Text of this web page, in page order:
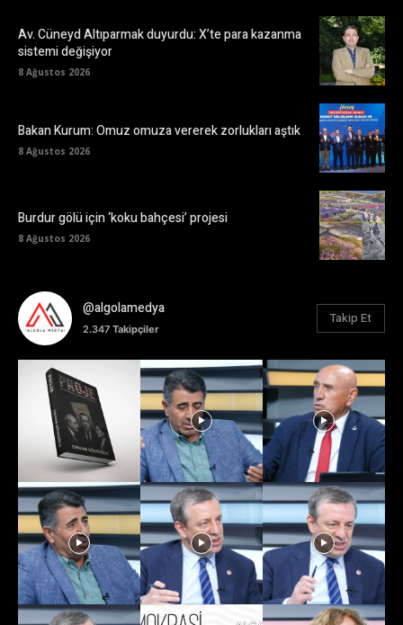
Av. Cüneyd Altıparmak duyurdu: X’te para kazanma
sistemi değişiyor
8 Ağustos 2026
Bakan Kurum: Omuz omuza vererek zorlukları aştık
8 Ağustos 2026
Burdur gölü için ‘koku bahçesi’ projesi
8 Ağustos 2026
@algolamedya
2.347 Takipçiler
Takip Et